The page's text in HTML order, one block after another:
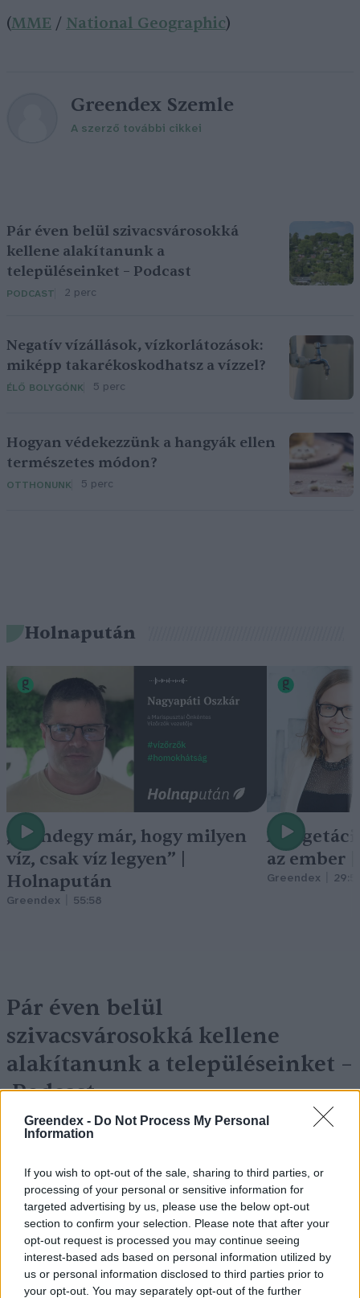
Greendex - Do Not Process My Personal
Information
If you wish to opt-out of the sale, sharing to third parties, or
processing of your personal or sensitive information for
targeted advertising by us, please use the below opt-out
section to confirm your selection. Please note that after your
opt-out request is processed you may continue seeing
interest-based ads based on personal information utilized by
us or personal information disclosed to third parties prior to
your opt-out. You may separately opt-out of the further
(MME / National Geographic)
Greendex Szemle
A szerző további cikkei
Pár éven belül szivacsvárosokká
kellene alakítanunk a
településeinket – Podcast
PODCAST 2 perc
Negatív vízállások, vízkorlátozások:
miképp takarékoskodhatsz a vízzel?
ÉLŐ BOLYGÓNK 5 perc
Hogyan védekezzünk a hangyák ellen
természetes módon?
OTTHONUNK 5 perc
Holnapután
„Mindegy már, hogy milyen
víz, csak víz legyen” |
Holnapután
Greendex 55:58
A
az ember
Greendex
Pár éven belül
szivacsvárosokká kellene
alakítanunk a településeinket –
Podcast
PODCAST Novák Zsombor 2 perc